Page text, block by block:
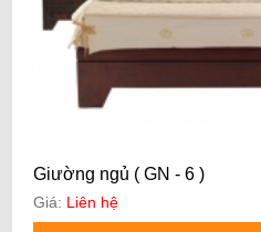
Giường ngủ ( GN - 6 )
Giá: Liên hệ